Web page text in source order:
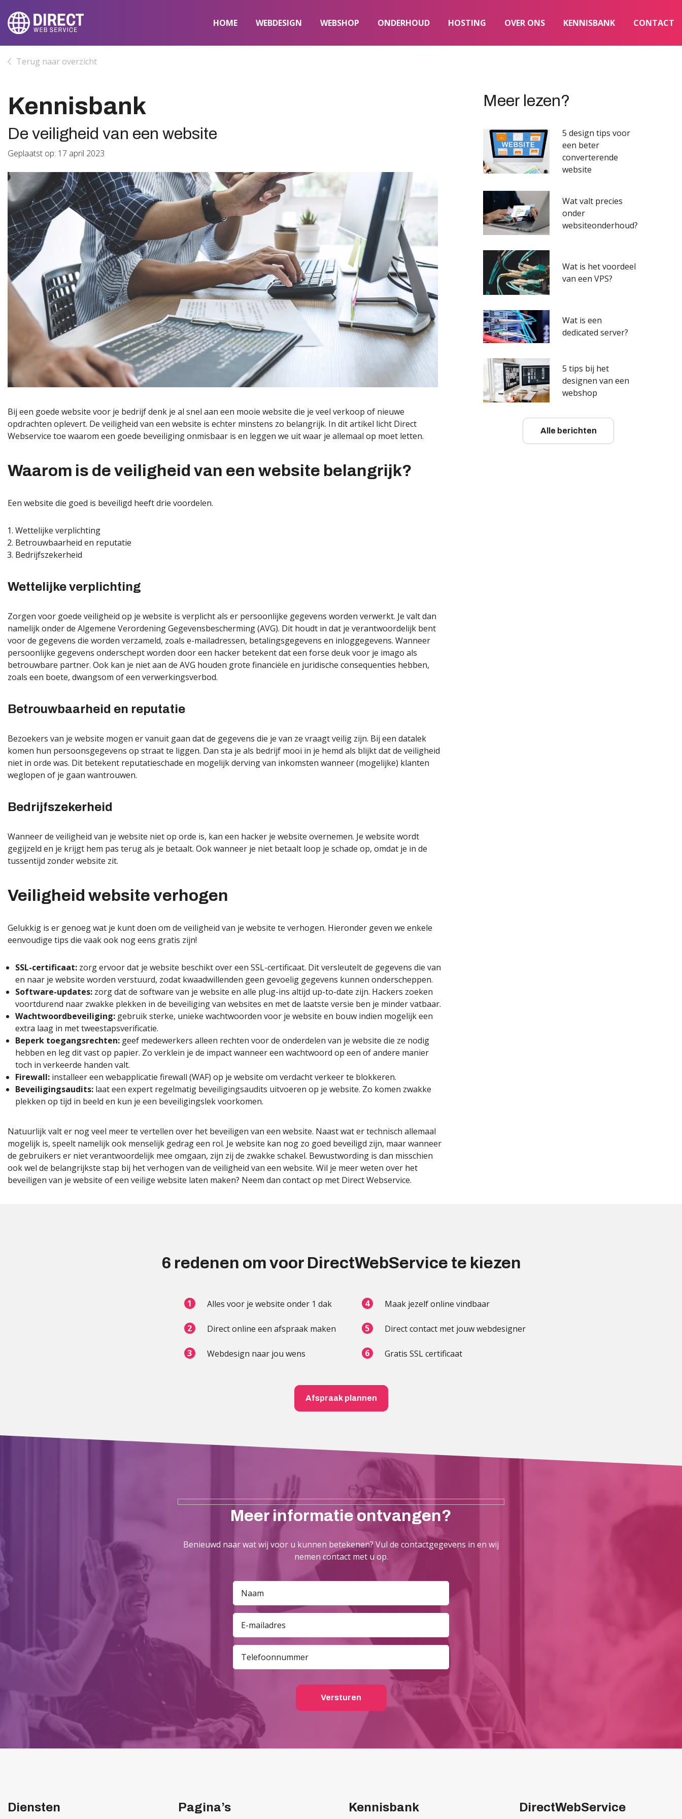
HOME WEBDESIGN WEBSHOP ONDERHOUD HOSTING OVER ONS KENNISBANK CONTACT
Terug naar overzicht
Kennisbank
De veiligheid van een website
Geplaatst op: 17 april 2023
Bij een goede website voor je bedrijf denk je al snel aan een mooie website die je veel verkoop of nieuwe
opdrachten oplevert. De veiligheid van een website is echter minstens zo belangrijk. In dit artikel licht Direct
Webservice toe waarom een goede beveiliging onmisbaar is en leggen we uit waar je allemaal op moet letten.
Waarom is de veiligheid van een website belangrijk?
Een website die goed is beveiligd heeft drie voordelen.
Wettelijke verplichting
Betrouwbaarheid en reputatie
Bedrijfszekerheid
Wettelijke verplichting
Zorgen voor goede veiligheid op je website is verplicht als er persoonlijke gegevens worden verwerkt. Je valt dan
namelijk onder de Algemene Verordening Gegevensbescherming (AVG). Dit houdt in dat je verantwoordelijk bent
voor de gegevens die worden verzameld, zoals e-mailadressen, betalingsgegevens en inloggegevens. Wanneer
persoonlijke gegevens onderschept worden door een hacker betekent dat een forse deuk voor je imago als
betrouwbare partner. Ook kan je niet aan de AVG houden grote financiële en juridische consequenties hebben,
zoals een boete, dwangsom of een verwerkingsverbod.
Betrouwbaarheid en reputatie
Bezoekers van je website mogen er vanuit gaan dat de gegevens die je van ze vraagt veilig zijn. Bij een datalek
komen hun persoonsgegevens op straat te liggen. Dan sta je als bedrijf mooi in je hemd als blijkt dat de veiligheid
niet in orde was. Dit betekent reputatieschade en mogelijk derving van inkomsten wanneer (mogelijke) klanten
weglopen of je gaan wantrouwen.
Bedrijfszekerheid
Wanneer de veiligheid van je website niet op orde is, kan een hacker je website overnemen. Je website wordt
gegijzeld en je krijgt hem pas terug als je betaalt. Ook wanneer je niet betaalt loop je schade op, omdat je in de
tussentijd zonder website zit.
Veiligheid website verhogen
Gelukkig is er genoeg wat je kunt doen om de veiligheid van je website te verhogen. Hieronder geven we enkele
eenvoudige tips die vaak ook nog eens gratis zijn!
SSL-certificaat: zorg ervoor dat je website beschikt over een SSL-certificaat. Dit versleutelt de gegevens die van
en naar je website worden verstuurd, zodat kwaadwillenden geen gevoelig gegevens kunnen onderscheppen.
Software-updates: zorg dat de software van je website en alle plug-ins altijd up-to-date zijn. Hackers zoeken
voortdurend naar zwakke plekken in de beveiliging van websites en met de laatste versie ben je minder vatbaar.
Wachtwoordbeveiliging: gebruik sterke, unieke wachtwoorden voor je website en bouw indien mogelijk een
extra laag in met tweestapsverificatie.
Beperk toegangsrechten: geef medewerkers alleen rechten voor de onderdelen van je website die ze nodig
hebben en leg dit vast op papier. Zo verklein je de impact wanneer een wachtwoord op een of andere manier
toch in verkeerde handen valt.
Firewall: installeer een webapplicatie firewall (WAF) op je website om verdacht verkeer te blokkeren.
Beveiligingsaudits: laat een expert regelmatig beveiligingsaudits uitvoeren op je website. Zo komen zwakke
plekken op tijd in beeld en kun je een beveiligingslek voorkomen.
Natuurlijk valt er nog veel meer te vertellen over het beveiligen van een website. Naast wat er technisch allemaal
mogelijk is, speelt namelijk ook menselijk gedrag een rol. Je website kan nog zo goed beveiligd zijn, maar wanneer
de gebruikers er niet verantwoordelijk mee omgaan, zijn zij de zwakke schakel. Bewustwording is dan misschien
ook wel de belangrijkste stap bij het verhogen van de veiligheid van een website. Wil je meer weten over het
beveiligen van je website of een veilige website laten maken? Neem dan contact op met Direct Webservice.
Meer lezen?
5 design tips voor
een beter
converterende
website
Wat valt precies
onder
websiteonderhoud?
Wat is het voordeel
van een VPS?
Wat is een
dedicated server?
5 tips bij het
designen van een
webshop
Alle berichten
6 redenen om voor DirectWebService te kiezen
Alles voor je website onder 1 dak
Direct online een afspraak maken
Webdesign naar jou wens
Maak jezelf online vindbaar
Direct contact met jouw webdesigner
Gratis SSL certificaat
Afspraak plannen
Meer informatie ontvangen?
Benieuwd naar wat wij voor u kunnen betekenen? Vul de contactgegevens in en wij
nemen contact met u op.
Diensten Pagina’s Kennisbank DirectWebService